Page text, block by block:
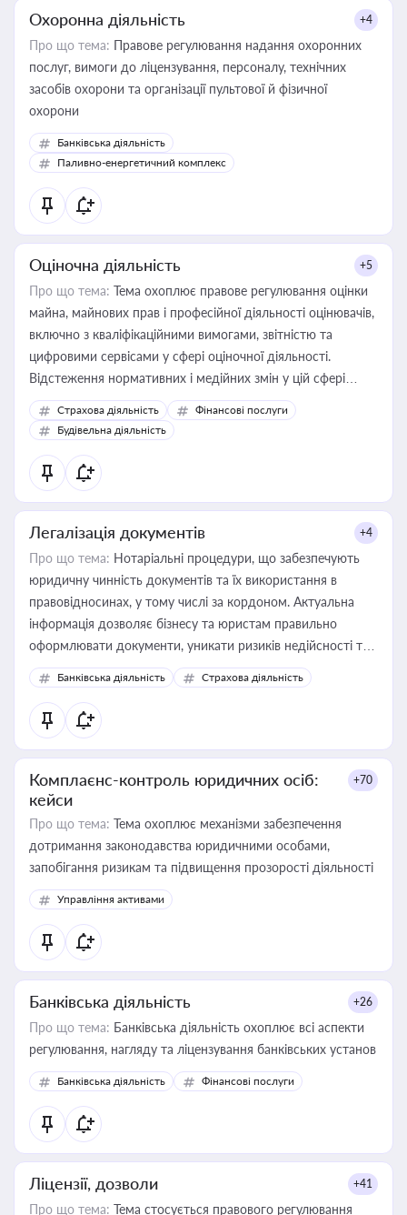
Охоронна діяльність +4
Про що тема: Правове регулювання надання охоронних
послуг, вимоги до ліцензування, персоналу, технічних
засобів охорони та організації пультової й фізичної
охорони
Банківська діяльність
Паливно-енергетичний комплекс
Оціночна діяльність +5
Про що тема: Тема охоплює правове регулювання оцінки
майна, майнових прав і професійної діяльності оцінювачів,
включно з кваліфікаційними вимогами, звітністю та
цифровими сервісами у сфері оціночної діяльності.
Відстеження нормативних і медійних змін у цій сфері
корисне для власника бізнесу, керівника, юриста або
бухгалтера під час оподаткування, приватизації, оренди
державного майна, корпоративних угод і перевірки
статусу суб'єктів оціночної діяльності
Страхова діяльність
Фінансові послуги
Будівельна діяльність
Легалізація документів +4
Про що тема: Нотаріальні процедури, що забезпечують
юридичну чинність документів та їх використання в
правовідносинах, у тому числі за кордоном. Актуальна
інформація дозволяє бізнесу та юристам правильно
оформлювати документи, уникати ризиків недійсності та
забезпечувати їх належне прийняття органами влади та
контрагентами
Банківська діяльність Страхова діяльність
Комплаєнс-контроль юридичних осіб:
кейси
+70
Про що тема: Тема охоплює механізми забезпечення
дотримання законодавства юридичними особами,
запобігання ризикам та підвищення прозорості діяльності
Управління активами
Банківська діяльність +26
Про що тема: Банківська діяльність охоплює всі аспекти
регулювання, нагляду та ліцензування банківських установ
Банківська діяльність Фінансові послуги
Ліцензії, дозволи +41
Про що тема: Тема стосується правового регулювання